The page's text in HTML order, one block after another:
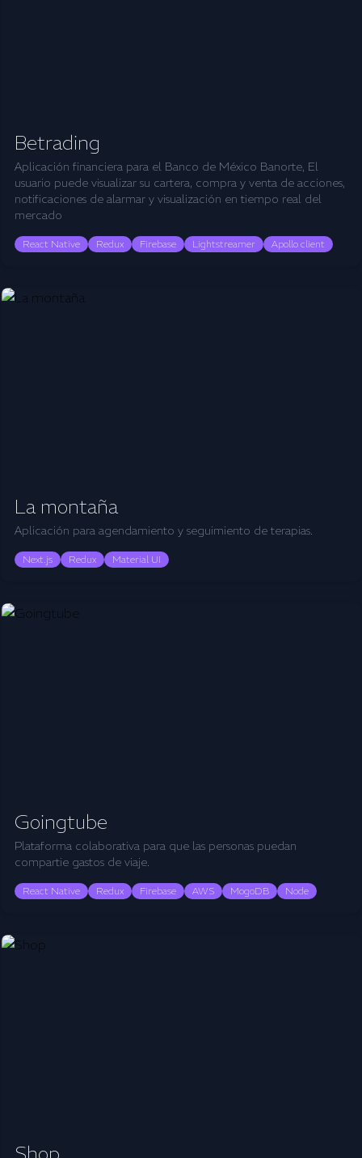
Betrading
Aplicación financiera para el Banco de México Banorte, El
usuario puede visualizar su cartera, compra y venta de acciones,
notificaciones de alarmar y visualización en tiempo real del
mercado
React Native Redux Firebase Lightstreamer Apollo client
La montaña
Aplicación para agendamiento y seguimiento de terapias.
Next.js Redux Material UI
Goingtube
Plataforma colaborativa para que las personas puedan
compartie gastos de viaje.
React Native Redux Firebase AWS MogoDB Node
Shop